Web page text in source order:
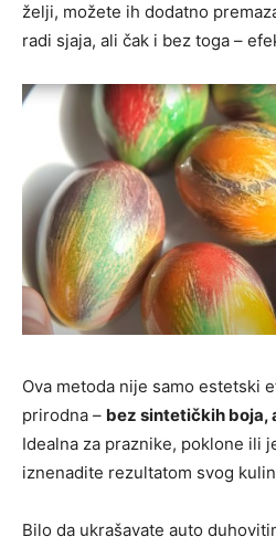
želji, možete ih dodatno
radi sjaja, ali čak i bez toga –
Ova metoda nije samo estetski
prirodna – bez sintetičkih boja,
Idealna za praznike, poklone ili
iznenadite rezultatom svog
Bilo da ukrašavate auto